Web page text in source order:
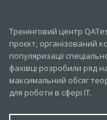
Тренінговий центр
проєкт, організований
популяризації
фахівці розробили ряд
максимальний обсяг
для роботи в сфері IT.